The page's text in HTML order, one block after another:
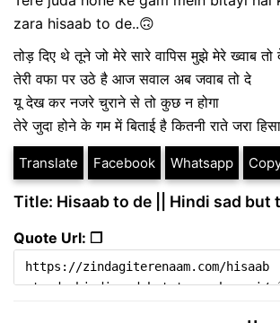
zara hisaab to de..🙃
तोड़ दिए थे तूने जो मेरे सारे वापिस मुझे मेरे ख्वाब तो
तेरी वफा पर उठे है आज सवाल अब जवाब तो दे
यू देख कर नजरे चुराने से तो कुछ न होगा
तेरे जुदा होने के गम में बिताई है कितनी राते जरा
Translate Facebook Whatsapp
Title: Hisaab to de || Hindi sad but
Quote Url: ❐